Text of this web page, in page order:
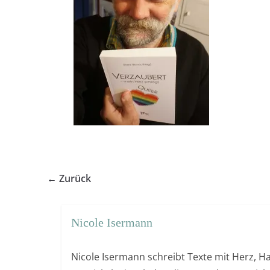
← Zurück
Nicole Isermann
Nicole Isermann schreibt Texte mit Herz,